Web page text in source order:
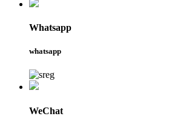
Whatsapp
whatsapp
WeChat